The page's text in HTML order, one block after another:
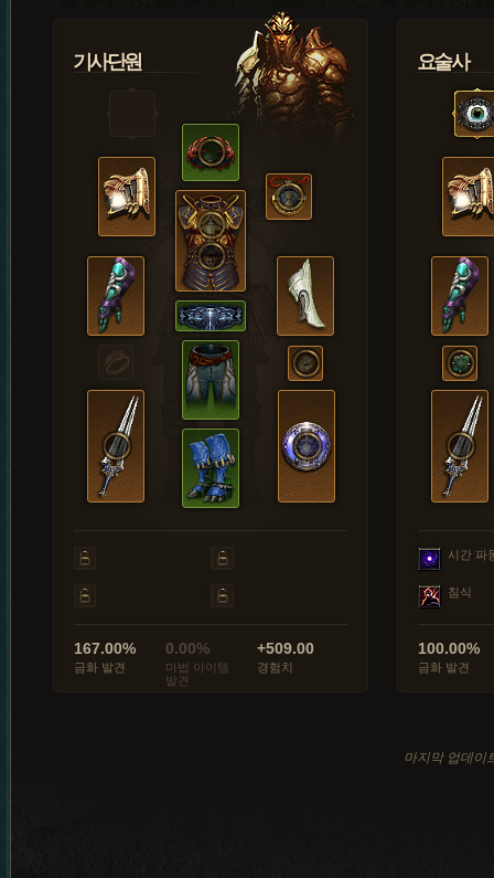
기사단원
167.00%
금화 발견
0.00%
마법 아이템
발견
+509.00
경험치
요술사
시간 파
침식
100.00%
금화 발견
마지막 업데이